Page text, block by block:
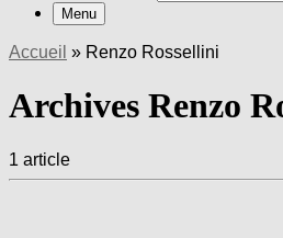
Menu
Accueil » Renzo Rossellini
Archives Renzo
1 article